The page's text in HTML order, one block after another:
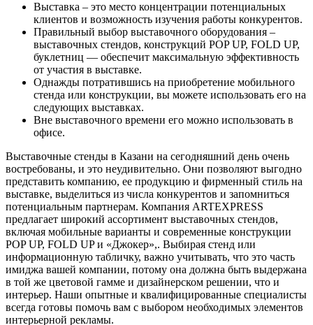
Выставка – это место концентрации потенциальных
клиентов и возможность изучения работы конкурентов.
Правильный выбор выставочного оборудования –
выставочных стендов, конструкций POP UP, FOLD UP,
буклетниц — обеспечит максимальную эффективность
от участия в выставке.
Однажды потратившись на приобретение мобильного
стенда или конструкции, вы можете использовать его на
следующих выставках.
Вне выставочного времени его можно использовать в
офисе.
Выставочные стенды в Казани на сегодняшний день очень
востребованы, и это неудивительно. Они позволяют выгодно
представить компанию, ее продукцию и фирменный стиль на
выставке, выделиться из числа конкурентов и запомниться
потенциальным партнерам. Компания ARTEXPRESS
предлагает широкий ассортимент выставочных стендов,
включая мобильные варианты и современные конструкции
POP UP, FOLD UP и «Джокер»,. Выбирая стенд или
информационную табличку, важно учитывать, что это часть
имиджа вашей компании, потому она должна быть выдержана
в той же цветовой гамме и дизайнерском решении, что и
интерьер. Наши опытные и квалифицированные специалисты
всегда готовы помочь вам с выбором необходимых элементов
интерьерной рекламы.